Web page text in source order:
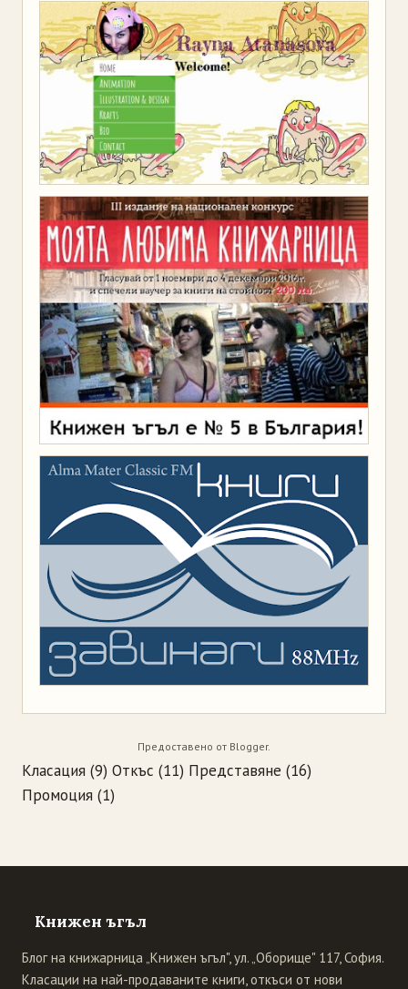
Предоставено от Blogger.
Класация (9) Откъс (11) Представяне (16)
Промоция (1)
Книжен ъгъл
Блог на книжарница „Книжен ъгъл", ул. „Оборище" 117, София.
Класации на най-продаваните книги, откъси от нови